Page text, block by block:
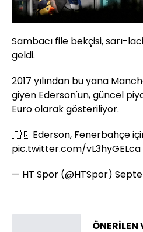
Sambacı file bekçisi, sarı-
geldi.
2017 yılından bu yana
giyen Ederson'un, güncel
Euro olarak gösteriliyor.
🇧🇷 Ederson, Fenerbahçe
pic.twitter.com/vL3hyGELca
— HT Spor (@HTSpor)
ÖNERİLEN